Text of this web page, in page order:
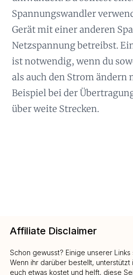
Spannungswandler
Gerät mit einer anderen
Netzspannung betreibst.
ist notwendig, wenn du
als auch den Strom ändern
Beispiel bei der
über weite Strecken.
Affiliate Disclaimer
Schon gewusst? Einige unserer
Wenn ihr darüber bestellt, unterstützt
euch etwas kostet und helft, diese